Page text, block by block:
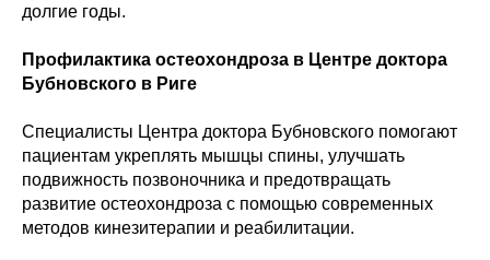
долгие годы.
Профилактика остеохондроза в Центре доктора
Бубновского в Риге
Специалисты Центра доктора Бубновского помогают
пациентам укреплять мышцы спины, улучшать
подвижность позвоночника и предотвращать
развитие остеохондроза с помощью современных
методов кинезитерапии и реабилитации.